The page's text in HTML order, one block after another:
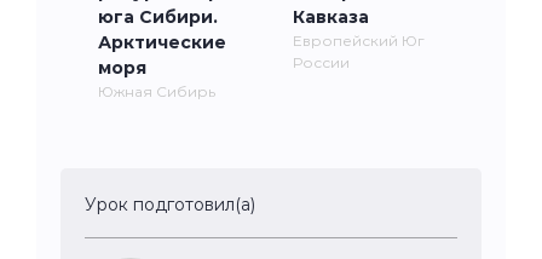
юга Сибири.
Арктические
моря
Южная Сибирь
Кавказа
Европейский Юг
России
Урок подготовил(а)